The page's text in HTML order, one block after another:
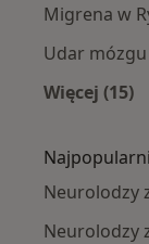
Migrena w
Udar
Więcej (15)
Neurolodzy
Neurolodzy